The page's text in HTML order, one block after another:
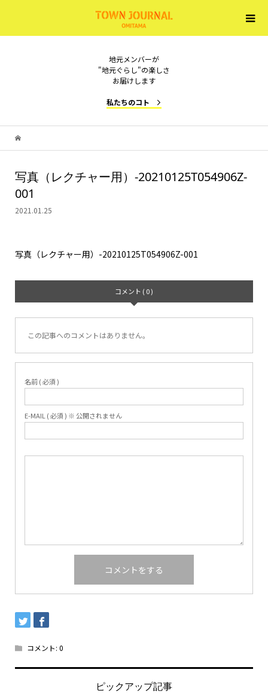
地元メンバーが
"地元ぐらし"の楽しさ
お届けします
私たちのコト
写真（レクチャー用）-20210125T054906Z-
001
2021.01.25
写真（レクチャー用）-20210125T054906Z-001
コメント ( 0 )
この記事へのコメントはありません。
名前 ( 必須 )
E-MAIL ( 必須 ) ※ 公開されません
コメント: 0
ピックアップ記事